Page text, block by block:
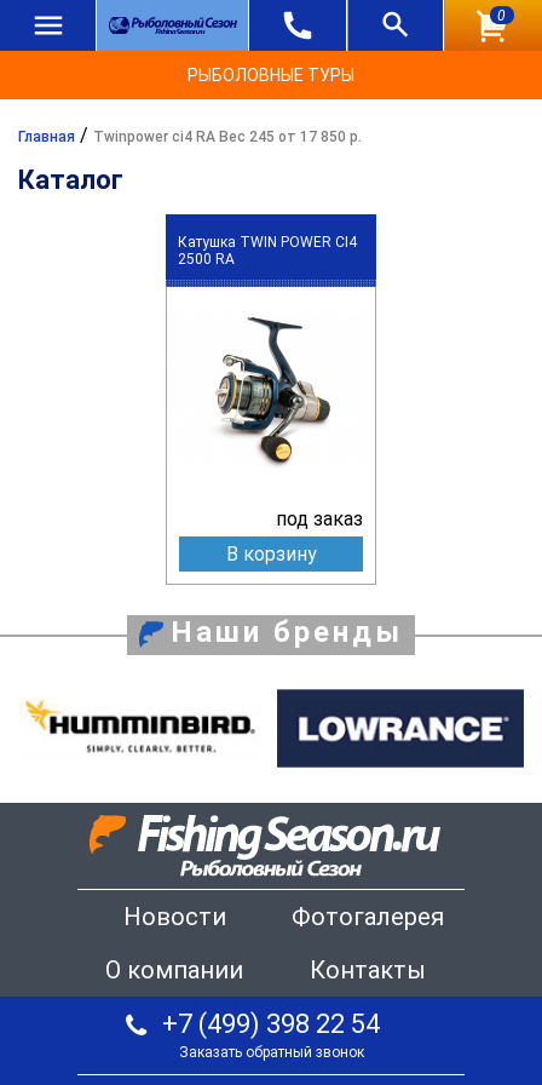
0
РЫБОЛОВНЫЕ ТУРЫ
Главная / Twinpower ci4 RA Вес 245 от 17 850 р.
Каталог
Катушка TWIN POWER CI4
2500 RA
под заказ
В корзину
Наши бренды
Новости
Фотогалерея
О компании
Контакты
+7 (499) 398 22 54
Заказать обратный звонок